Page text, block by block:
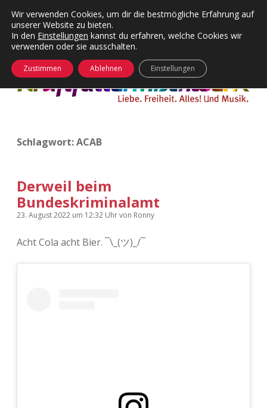
Kategorien
Menü
24 Hours Chilling
Die Wende
Kopfkinomusik
KFMW-Disco
Dates
Adventskalender 2010
Adventskalender 2017
facebook
instagram
rss soundcloud
öffnen
Schlagwort:ACAB
Derweil beim
Bundeskriminalamt
23. August 2022 um 12:32 Uhrvon Ronny
Acht Cola acht Bier. ¯\_(ツ)_/¯
Wir verwenden Cookies, um dir die bestmögliche Erfahrung auf
unserer Website zu bieten.
In den Einstellungen kannst du erfahren, welche Cookies wir
verwenden oder sie ausschalten.
Zustimmen Ablehnen Einstellungen